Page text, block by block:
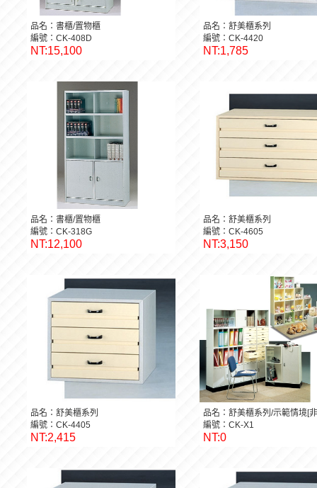
品名：書櫃/置物櫃
編號：CK-408D
NT:15,100
品名：舒美櫃系列
編號：CK-4420
NT:1,785
品名：書櫃/置物櫃
編號：CK-318G
NT:12,100
品名：舒美櫃系列
編號：CK-4605
NT:3,150
品名：舒美櫃系列
編號：CK-4405
NT:2,415
品名：舒美櫃系列/示範情境[
編號：CK-X1
NT:0